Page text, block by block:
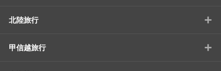
北陸旅行 +
甲信越旅行 +